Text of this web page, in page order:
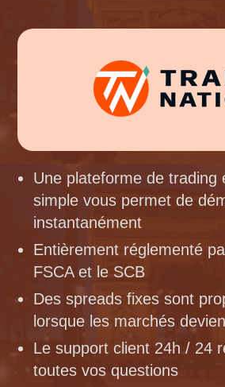
Une plateforme de trading
simple vous permet de
instantanément
Entièrement réglementé
FSCA et le SCB
Des spreads fixes sont
lorsque les marchés
Le support client 24h / 24
toutes vos questions